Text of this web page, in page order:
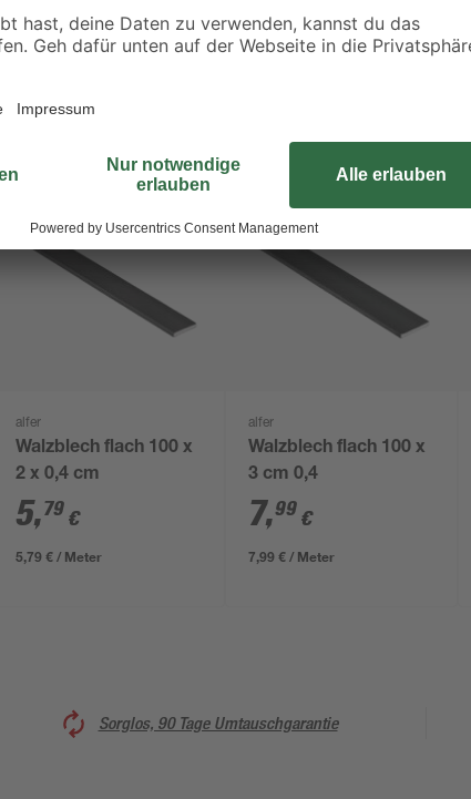
alfer
Walzblech flach 100 x
2 x 0,4 cm
5,79 €
5,79 € / Meter
alfer
Walzblech flach 100 x
3 cm 0,4
7,99 €
7,99 € / Meter
Sorglos, 90 Tage Umtauschgarantie